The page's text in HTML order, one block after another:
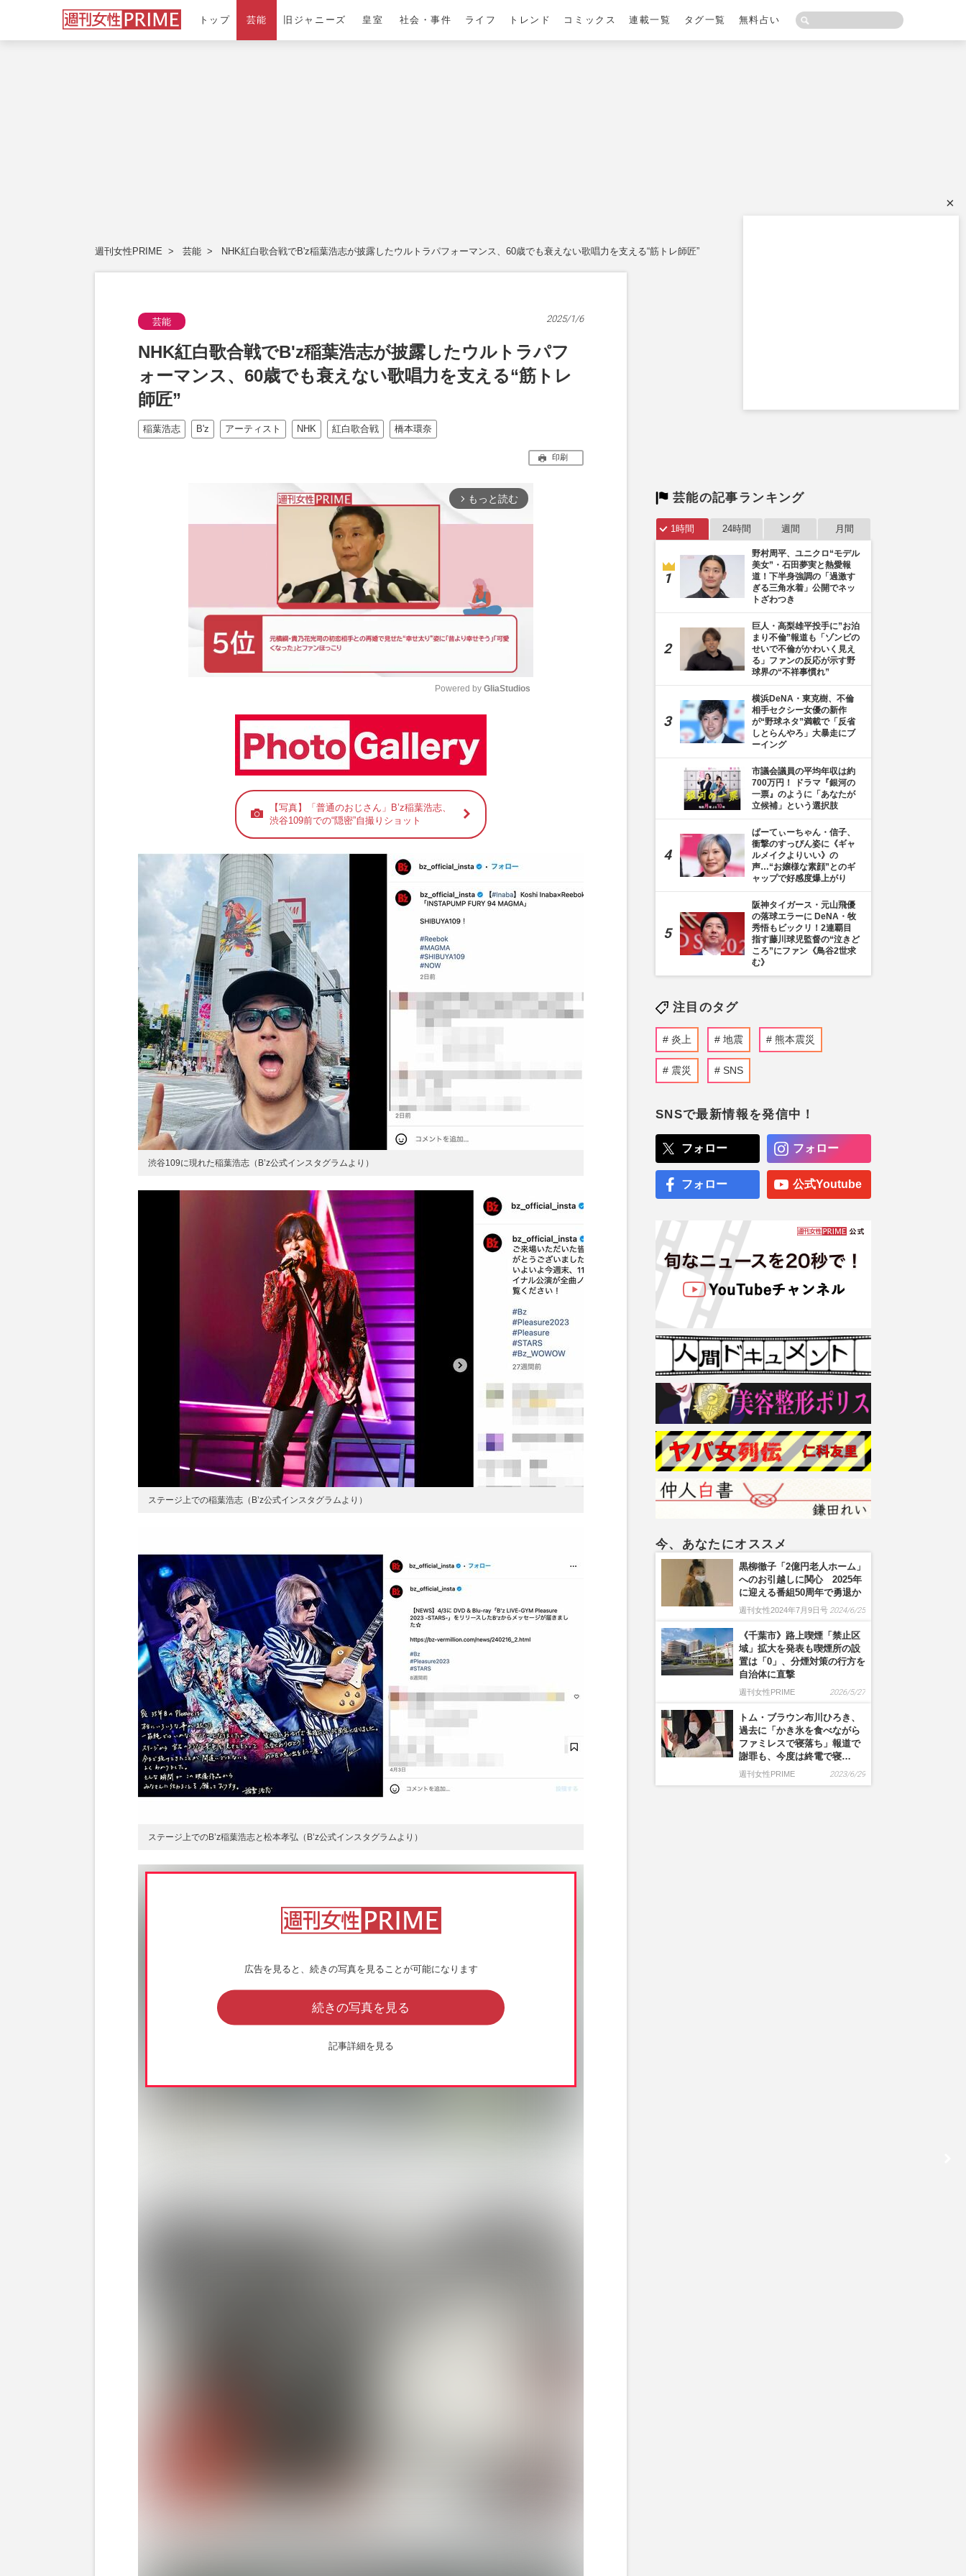
トップ 芸能 旧ジャニーズ 皇室 社会・事件 ライフ トレンド コミックス 連載一覧 タグ一覧 無料占い
週刊女性PRIME 芸能 NHK紅白歌合戦でB'z稲葉浩志が披露したウルトラパフォーマンス、60歳でも衰えない歌唱力を支える“筋トレ師匠”
芸能 2025/1/6
NHK紅白歌合戦でB'z稲葉浩志が披露したウルトラパフ
ォーマンス、60歳でも衰えない歌唱力を支える“筋トレ
師匠”
稲葉浩志 B'z アーティスト NHK 紅白歌合戦 橋本環奈
印刷
arrow_forward_ios もっと読む
u
e
Powered by GliaStudios
【写真】「普通のおじさん」B’z稲葉浩志、
渋谷109前での“隠密”自撮りショット
渋谷109に現れた稲葉浩志（B’z公式インスタグラムより）
ステージ上での稲葉浩志（B’z公式インスタグラムより）
ステージ上でのB’z稲葉浩志と松本孝弘（B’z公式インスタグラムより）
広告を見ると、続きの写真を見ることが可能になります
続きの写真を見る
記事詳細を見る
芸能の記事ランキング
1時間 24時間 週間 月間
野村周平、ユニクロ“モデル
美女”・石田夢実と熱愛報
道！下半身強調の「過激す
ぎる三角水着」公開でネッ
トざわつき
巨人・高梨雄平投手に”お泊
まり不倫”報道も「ゾンビの
せいで不倫がかわいく見え
る」ファンの反応が示す野
球界の“不祥事慣れ”
横浜DeNA・東克樹、不倫
相手セクシー女優の新作
が“野球ネタ”満載で「反省
しとらんやろ」大暴走にブ
ーイング
市議会議員の平均年収は約
700万円！ ドラマ『銀河の
一票』のように「あなたが
立候補」という選択肢
ぱーてぃーちゃん・信子、
衝撃のすっぴん姿に《ギャ
ルメイクよりいい》の
声…“お嬢様な素顔”とのギ
ャップで好感度爆上がり
阪神タイガース・元山飛優
の落球エラーに DeNA・牧
秀悟もビックリ！2連覇目
指す藤川球児監督の“泣きど
ころ”にファン《鳥谷2世求
む》
注目のタグ
炎上 地震 熊本震災
震災 SNS
SNSで最新情報を発信中！
フォロー フォロー
フォロー 公式Youtube
今、あなたにオススメ
黒柳徹子「2億円老人ホーム」
へのお引越しに関心 2025年
に迎える番組50周年で勇退か
週刊女性2024年7月9日号 2024/6/25
《千葉市》路上喫煙「禁止区
域」拡大を発表も喫煙所の設
置は「0」、分煙対策の行方を
自治体に直撃
週刊女性PRIME 2026/5/27
トム・ブラウン布川ひろき、
過去に「かき氷を食べながら
ファミレスで寝落ち」報道で
謝罪も、今度は終電で寝…
週刊女性PRIME 2023/6/29
×